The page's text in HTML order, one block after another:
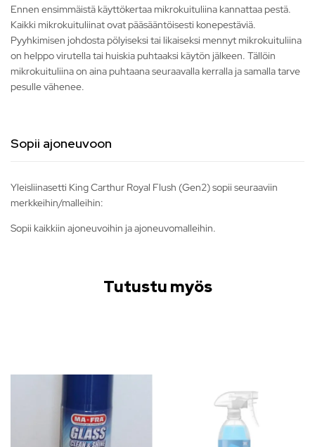
Ennen ensimmäistä käyttökertaa mikrokuituliina kannattaa pestä.
Kaikki mikrokuituliinat ovat pääsääntöisesti konepestäviä.
Pyyhkimisen johdosta pölyiseksi tai likaiseksi mennyt mikrokuituliina
on helppo virutella tai huiskia puhtaaksi käytön jälkeen. Tällöin
mikrokuituliina on aina puhtaana seuraavalla kerralla ja samalla tarve
pesulle vähenee.
Sopii ajoneuvoon
Yleisliinasetti King Carthur Royal Flush (Gen2) sopii seuraaviin
merkkeihin/malleihin:
Sopii kaikkiin ajoneuvoihin ja ajoneuvomalleihin.
Tutustu myös